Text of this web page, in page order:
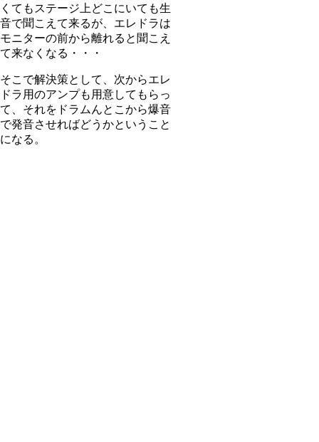
くてもステージ上どこにいても生
音で聞こえて来るが、エレドラは
モニターの前から離れると聞こえ
て来なくなる・・・
そこで解決策として、次からエレ
ドラ用のアンプも用意してもらっ
て、それをドラムんとこから爆音
で発音させればどうかということ
になる。